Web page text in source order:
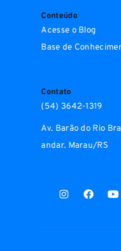
Conteúdo
Acesse o Blog
Base de
Contato
(54) 3642-1319
Av. Barão do Rio
andar. Marau/RS